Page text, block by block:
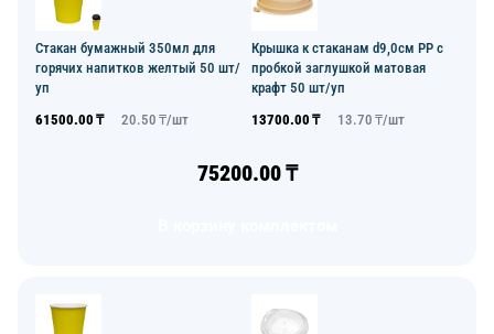
Стакан бумажный 350мл для
горячих напитков желтый 50 шт/
уп
61500.00 ₸ 20.50 ₸/шт
Крышка к стаканам d9,0см PP с
пробкой заглушкой матовая
крафт 50 шт/уп
13700.00 ₸ 13.70 ₸/шт
75200.00₸